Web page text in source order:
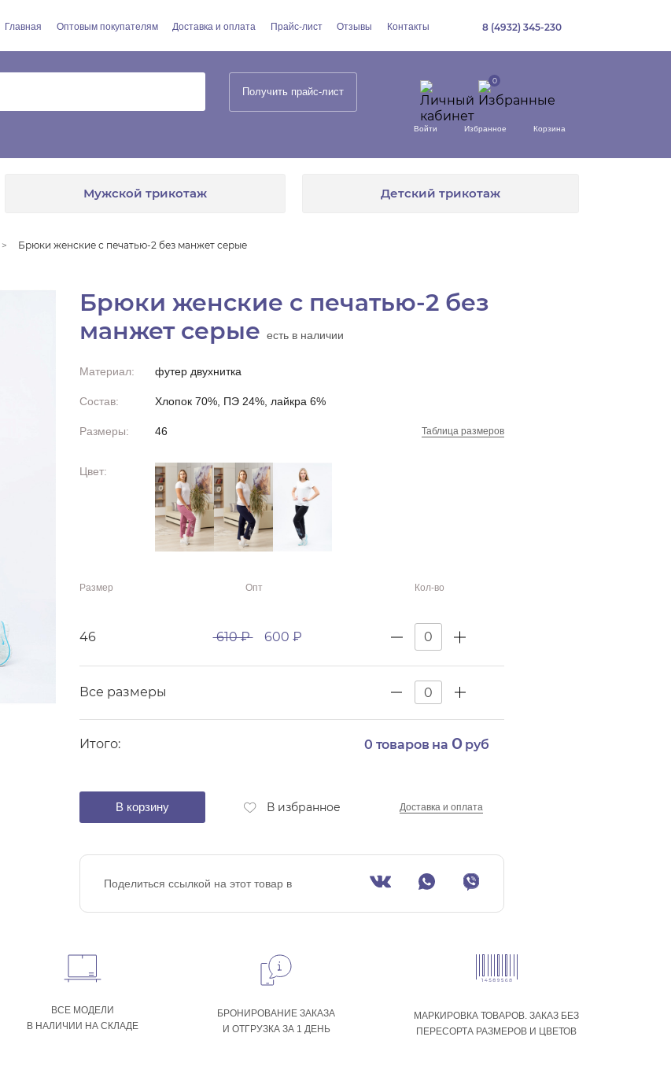
Главная Оптовым покупателям Доставка и оплата Прайс-лист Отзывы Контакты 8 (4932) 345-230
Получить прайс-лист
Войти Избранное Корзина
Мужской трикотаж Детский трикотаж
Брюки женские с печатью-2 без манжет серые
Брюки женские с печатью-2 без
манжет серые есть в наличии
Материал: футер двухнитка
Состав: Хлопок 70%, ПЭ 24%, лайкра 6%
Размеры: 46 Таблица размеров
Цвет:
Размер Опт Кол-во
46 610 ₽ 600 ₽
Все размеры
Итого: 0 товаров на 0руб
В корзину В избранное Доставка и оплата
Поделиться ссылкой на этот товар в
ВСЕ МОДЕЛИ
В НАЛИЧИИ НА СКЛАДЕ
БРОНИРОВАНИЕ ЗАКАЗА
И ОТГРУЗКА ЗА 1 ДЕНЬ
МАРКИРОВКА ТОВАРОВ. ЗАКАЗ БЕЗ
ПЕРЕСОРТА РАЗМЕРОВ И ЦВЕТОВ